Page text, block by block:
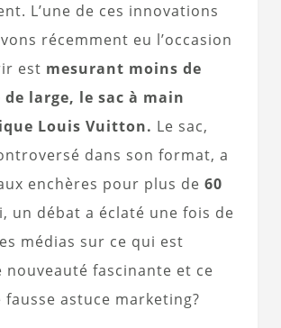
L’une de ces innovations
récemment eu l’occasion
est mesurant moins de
de large, le sac à main
Louis Vuitton. Le sac,
dans son format, a
enchères pour plus de 60
un débat a éclaté une fois de
médias sur ce qui est
nouveauté fascinante et ce
astuce marketing?